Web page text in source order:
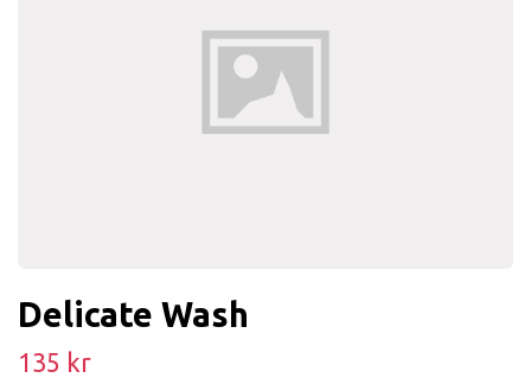
Delicate Wash
135 kr